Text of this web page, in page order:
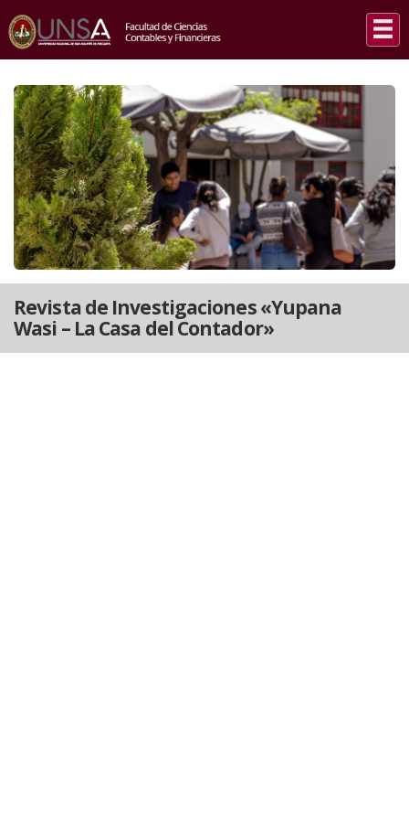
INICIO
REVISTA DE INVESTIGACIONES «YUPANA WASI – LA CASA DEL CONTADOR»
Revista de Investigaciones «Yupana
Wasi – La Casa del Contador»